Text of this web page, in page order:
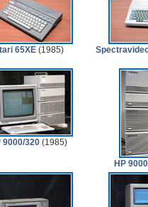
65XE(1985)
9000/320 (1985)
HP